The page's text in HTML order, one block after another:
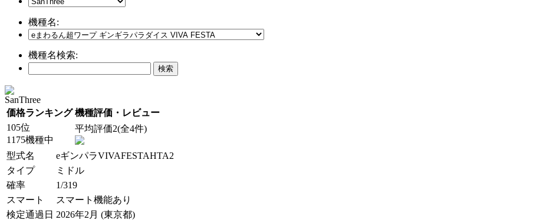
機種名:
機種名検索:
SanThree
価格ランキング 機種評価・レビュー
105位
1175機種中
平均評価2(全4件)
型式名
eギンパラVIVAFESTAHTA2
タイプ
ミドル
確率
1/319
スマート
スマート機能あり
検定通過日 2026年2月 (東京都)